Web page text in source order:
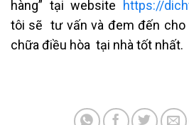
hàng” tại website https://
tôi sẽ tư vấn và đem đến cho
chữa điều hòa tại nhà tốt nhất.